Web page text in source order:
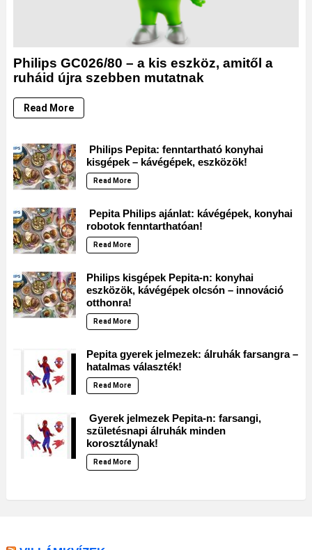
Philips GC026/80 – a kis eszköz, amitől a
ruháid újra szebben mutatnak
Read More
Philips Pepita: fenntartható konyhai
kisgépek – kávégépek, eszközök!
Read More
Pepita Philips ajánlat: kávégépek, konyhai
robotok fenntarthatóan!
Read More
Philips kisgépek Pepita-n: konyhai
eszközök, kávégépek olcsón – innováció
otthonra!
Read More
Pepita gyerek jelmezek: álruhák farsangra –
hatalmas választék!
Read More
Gyerek jelmezek Pepita-n: farsangi,
születésnapi álruhák minden
korosztálynak!
Read More